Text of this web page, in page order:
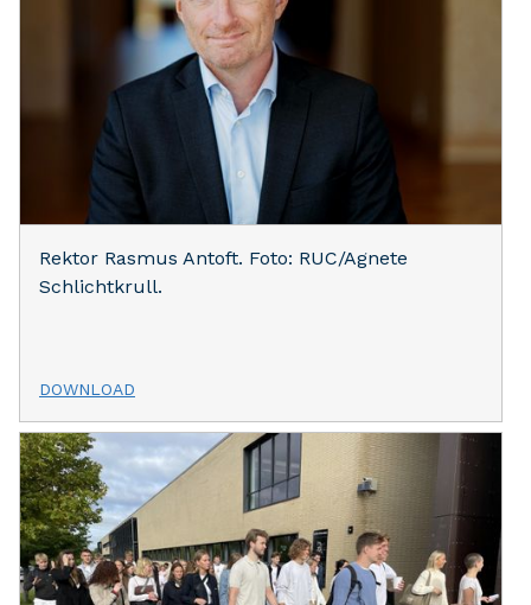
Rektor Rasmus Antoft. Foto: RUC/Agnete
Schlichtkrull.
DOWNLOAD